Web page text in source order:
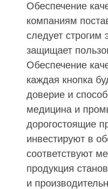
Обеспечение
компаниям
следует строгим
защищает
Обеспечение
каждая кнопка
доверие и
медицина и
дорогостоящие
инвестируют в
соответствуют
продукция
и